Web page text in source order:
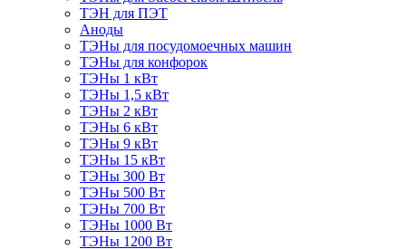
ТЭН для ПЭТ
Аноды
ТЭНы для посудомоечных машин
ТЭНы для конфорок
ТЭНы 1 кВт
ТЭНы 1,5 кВт
ТЭНы 2 кВт
ТЭНы 6 кВт
ТЭНы 9 кВт
ТЭНы 15 кВт
ТЭНы 300 Вт
ТЭНы 500 Вт
ТЭНы 700 Вт
ТЭНы 1000 Вт
ТЭНы 1200 Вт